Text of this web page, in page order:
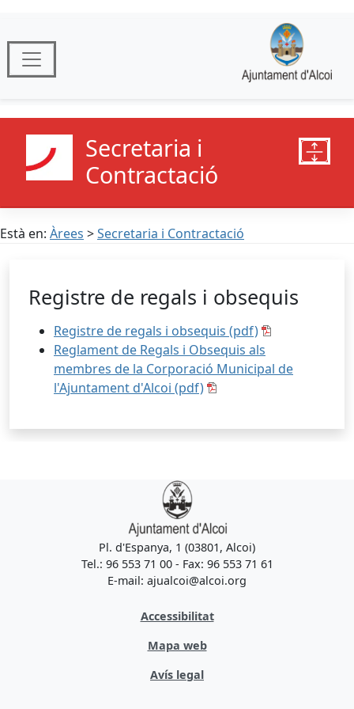
Secretaria i
Contractació
Està en: Àrees >Secretaria i Contractació
Registre de regals i obsequis
Registre de regals i obsequis (pdf)
Reglament de Regals i Obsequis als
membres de la Corporació Municipal de
l'Ajuntament d'Alcoi (pdf)
Pl. d'Espanya, 1 (03801, Alcoi)
Tel.: 96 553 71 00 - Fax: 96 553 71 61
E-mail: ajualcoi@alcoi.org
Accessibilitat
Mapa web
Avís legal